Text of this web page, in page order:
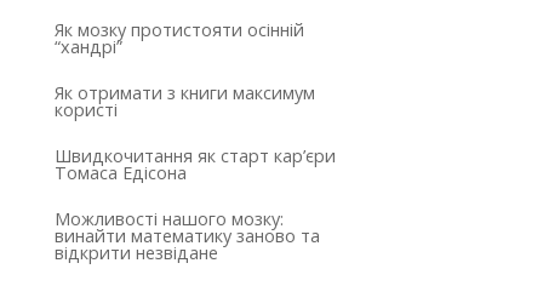
Як мозку протистояти осінній
“хандрі”
Як отримати з книги максимум
користі
Швидкочитання як старт кар’єри
Томаса Едісона
Можливості нашого мозку:
винайти математику заново та
відкрити незвідане